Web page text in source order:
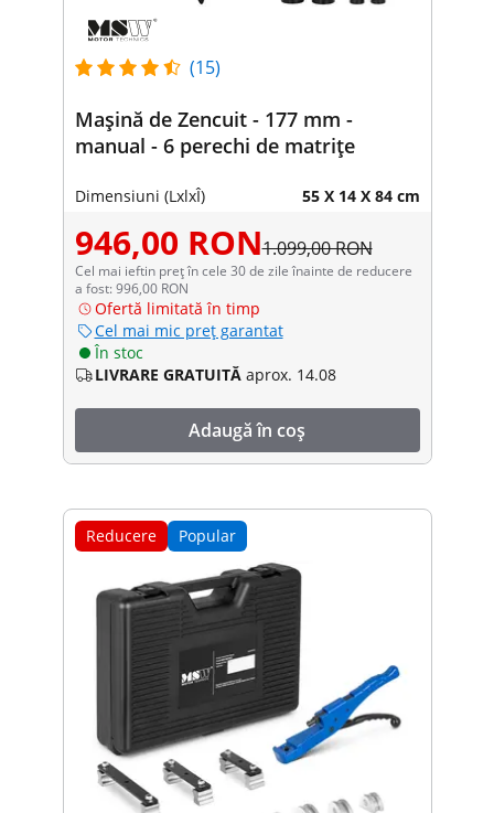
(15)
Mașină de Zencuit - 177 mm -
manual - 6 perechi de matrițe
Dimensiuni (LxlxÎ) 55 X 14 X 84 cm
946,00 RON1.099,00 RON
Cel mai ieftin preț în cele 30 de zile înainte de reducere
a fost: 996,00 RON
Ofertă limitată în timp
Cel mai mic preț garantat
În stoc
LIVRARE GRATUITĂ aprox. 14.08
Adaugă în coș
Reducere Popular